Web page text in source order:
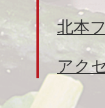
北本
アク